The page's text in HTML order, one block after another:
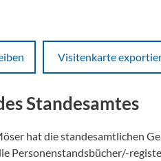
Visitenkarte
Standesamtes
hat die standesamtlichen
Personenstandsbücher/-